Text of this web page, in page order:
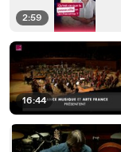
2:59
16:44